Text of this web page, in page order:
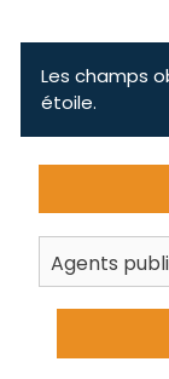
Les champs
étoile.